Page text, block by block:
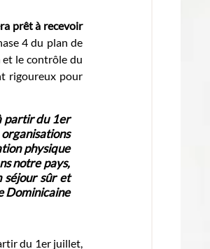
prêt à recevoir
4 du plan de
et le contrôle du
rigoureux pour
partir du 1er
physique
notre pays,
séjour sûr et
Dominicaine
du 1er juillet,